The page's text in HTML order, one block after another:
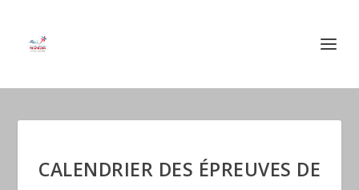
CALENDRIER DES ÉPREUVES DE